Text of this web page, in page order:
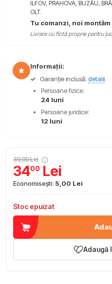
ILFOV, PRAHOVA, BUZĂU,
OLT.
Tu comanzi, noi
Livrare cu flotă proprie pentru
Informații:
✓
Garanție inclusă: detalii
Persoane fizice:
24 luni
Persoane juridice:
12 luni
39,00 Lei
3400 Lei
Economisești: 5,00 Lei
Stoc epuizat
Adaugă